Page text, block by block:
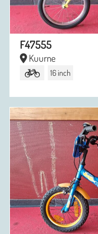
F47555
Kuurne
16 inch